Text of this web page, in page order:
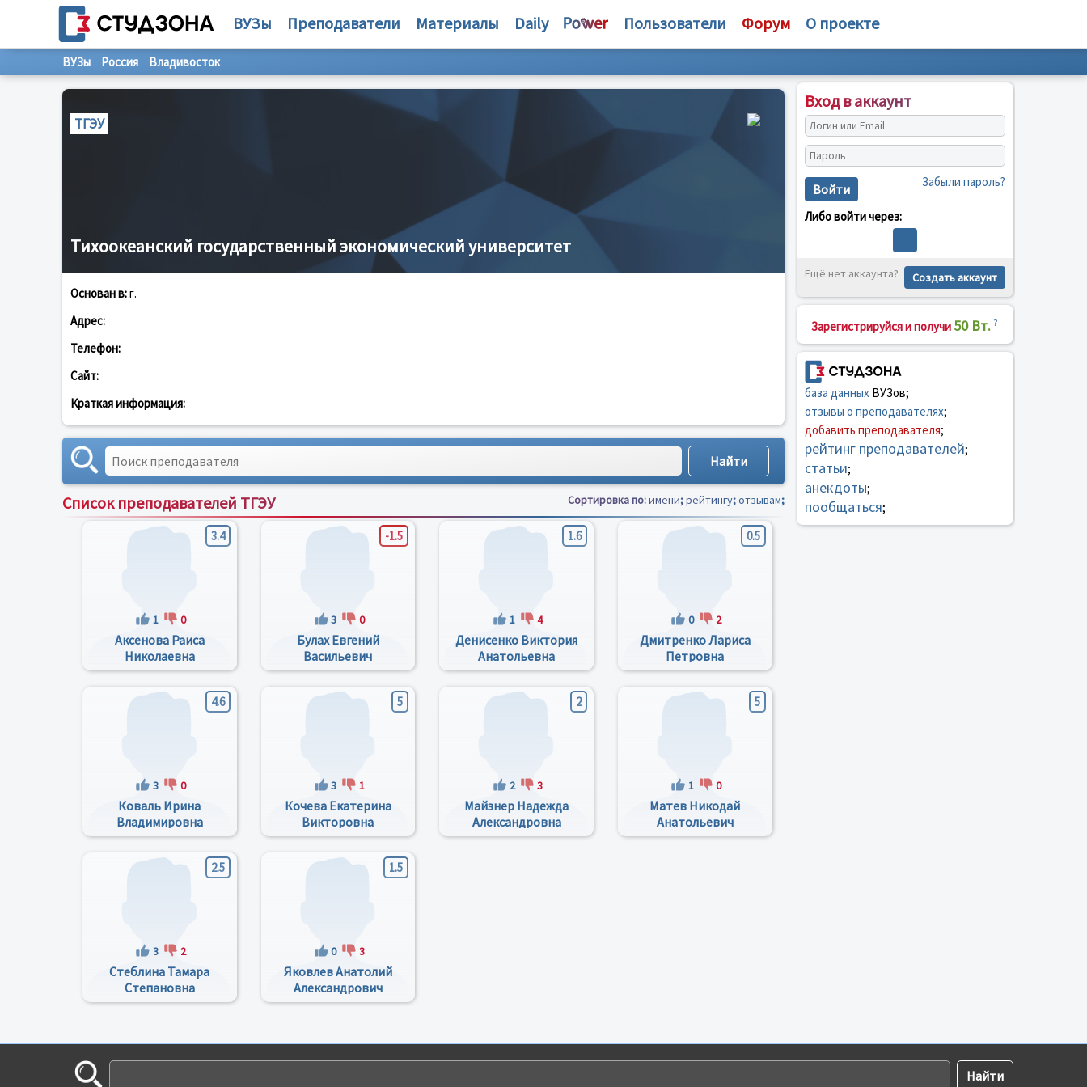
ВУЗы Преподаватели Материалы Daily Пользователи Форум О проекте
ВУЗы Россия Владивосток
ТГЭУ
Тихоокеанский государственный экономический университет
Основан в:г.
Адрес:
Телефон:
Сайт:
Краткая информация:
Список преподавателей ТГЭУ Сортировка по:имени;рейтингу;отзывам;
3.4
1 0
Аксенова Раиса
Николаевна
-1.5
3 0
Булах Евгений
Васильевич
1.6
1 4
Денисенко Виктория
Анатольевна
0.5
0 2
Дмитренко Лариса
Петровна
4.6
3 0
Коваль Ирина
Владимировна
5
3 1
Кочева Екатерина
Викторовна
2
2 3
Майзнер Надежда
Александровна
5
1 0
Матев Никодай
Анатольевич
2.5
3 2
Стеблина Тамара
Степановна
1.5
0 3
Яковлев Анатолий
Александрович
Вход в аккаунт
Войти Забыли пароль?
Либо войти через:
Ещё нет аккаунта? Создать аккаунт
Зарегистрируйся и получи 50 Вт. ?
база данныхВУЗов;
отзывы о преподавателях;
добавить преподавателя;
рейтинг преподавателей;
статьи;
анекдоты;
пообщаться;